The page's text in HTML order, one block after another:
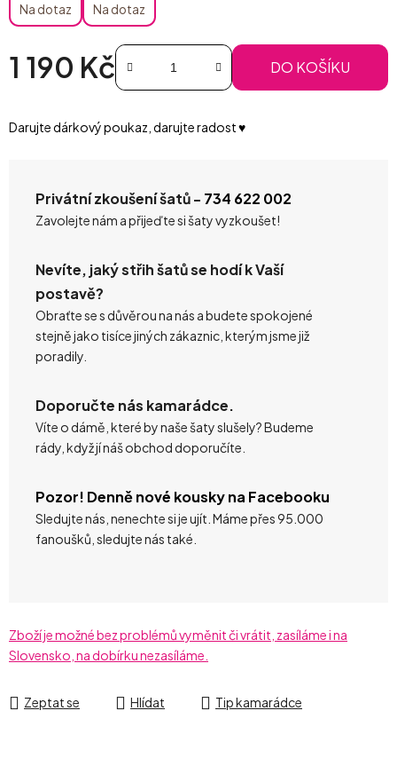
Na dotaz Na dotaz
1 190 Kč DO KOŠÍKU
Darujte dárkový poukaz, darujte radost ♥️
Privátní zkoušení šatů - 734 622 002
Zavolejte nám a přijeďte si šaty vyzkoušet!
Nevíte, jaký střih šatů se hodí k Vaší
postavě?
Obraťte se s důvěrou na nás a budete spokojené
stejně jako tisíce jiných zákaznic, kterým jsme již
poradily.
Doporučte nás kamarádce.
Víte o dámě, které by naše šaty slušely? Budeme
rády, když jí náš obchod doporučíte.
Pozor! Denně nové kousky na Facebooku
Sledujte nás, nenechte si je ujít. Máme přes 95.000
fanoušků, sledujte nás také.
Zboží je možné bez problémů vyměnit či vrátit, zasíláme i na
Slovensko, na dobírku nezasíláme.
Zeptat se Hlídat Tip kamarádce